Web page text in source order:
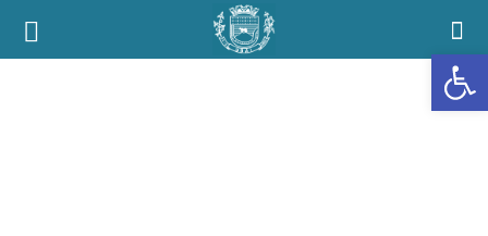
Abrir a
Prefeitura